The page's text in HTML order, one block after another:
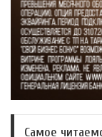
Самое